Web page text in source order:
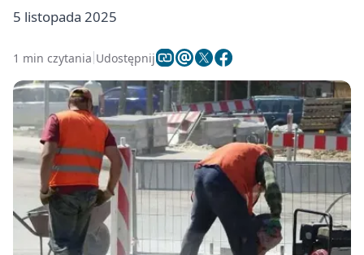
5 listopada 2025
1 min czytania Udostępnij